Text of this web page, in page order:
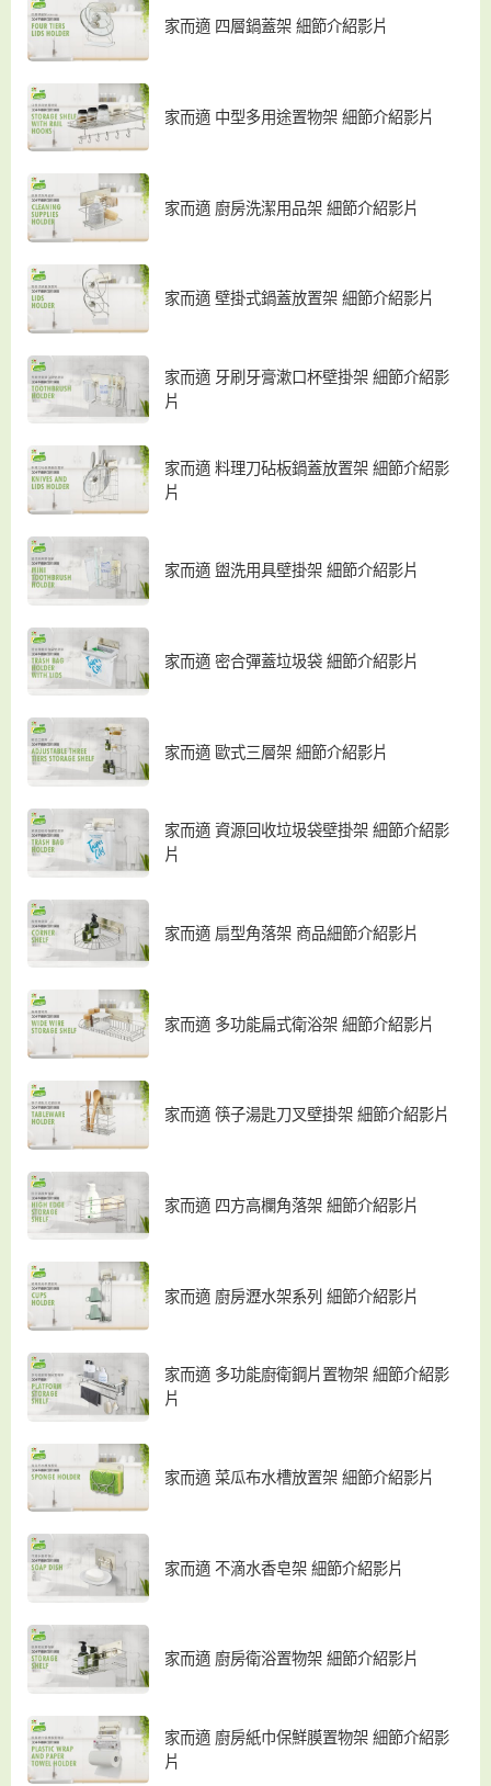
家而適 四層鍋蓋架 細節介紹影片
家而適 中型多用途置物架 細節介紹影片
家而適 廚房洗潔用品架 細節介紹影片
家而適 壁掛式鍋蓋放置架 細節介紹影片
家而適 牙刷牙膏漱口杯壁掛架 細節介紹影
片
家而適 料理刀砧板鍋蓋放置架 細節介紹影
片
家而適 盥洗用具壁掛架 細節介紹影片
家而適 密合彈蓋垃圾袋 細節介紹影片
家而適 歐式三層架 細節介紹影片
家而適 資源回收垃圾袋壁掛架 細節介紹影
片
家而適 扇型角落架 商品細節介紹影片
家而適 多功能扁式衛浴架 細節介紹影片
家而適 筷子湯匙刀叉壁掛架 細節介紹影片
家而適 四方高欄角落架 細節介紹影片
家而適 廚房瀝水架系列 細節介紹影片
家而適 多功能廚衛鋼片置物架 細節介紹影
片
家而適 菜瓜布水槽放置架 細節介紹影片
家而適 不滴水香皂架 細節介紹影片
家而適 廚房衛浴置物架 細節介紹影片
家而適 廚房紙巾保鮮膜置物架 細節介紹影
片